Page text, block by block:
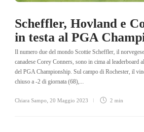
Scheffler, Hovland e
in testa al PGA
Il numero due del mondo Scottie Scheffler, il
canadese Corey Conners, sono in cima al leaderboard
del PGA Championship. Sul campo di Rochester, il
chiuso a -2 di giornata (68),...
Chiara Sampo 20 Maggio 2023 2 min